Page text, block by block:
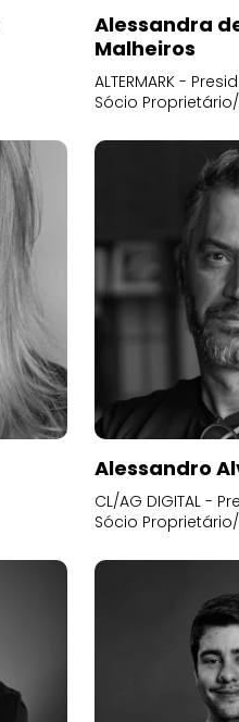
Alessandra
Malheiros
ALTERMARK -
Sócio
Alessandro
CL/AG DIGITAL -
Sócio